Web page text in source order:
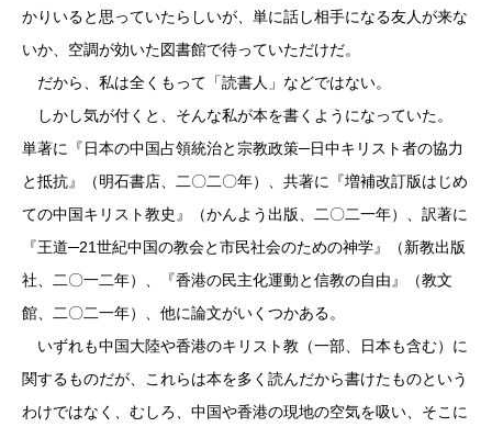
かりいると思っていたらしいが、単に話し相手になる友人が来な
いか、空調が効いた図書館で待っていただけだ。
だから、私は全くもって「読書人」などではない。
しかし気が付くと、そんな私が本を書くようになっていた。
単著に『日本の中国占領統治と宗教政策─日中キリスト者の協力
と抵抗』（明石書店、二〇二〇年）、共著に『増補改訂版はじめ
ての中国キリスト教史』（かんよう出版、二〇二一年）、訳著に
『王道─21世紀中国の教会と市民社会のための神学』（新教出版
社、二〇一二年）、『香港の民主化運動と信教の自由』（教文
館、二〇二一年）、他に論文がいくつかある。
いずれも中国大陸や香港のキリスト教（一部、日本も含む）に
関するものだが、これらは本を多く読んだから書けたものという
わけではなく、むしろ、中国や香港の現地の空気を吸い、そこに